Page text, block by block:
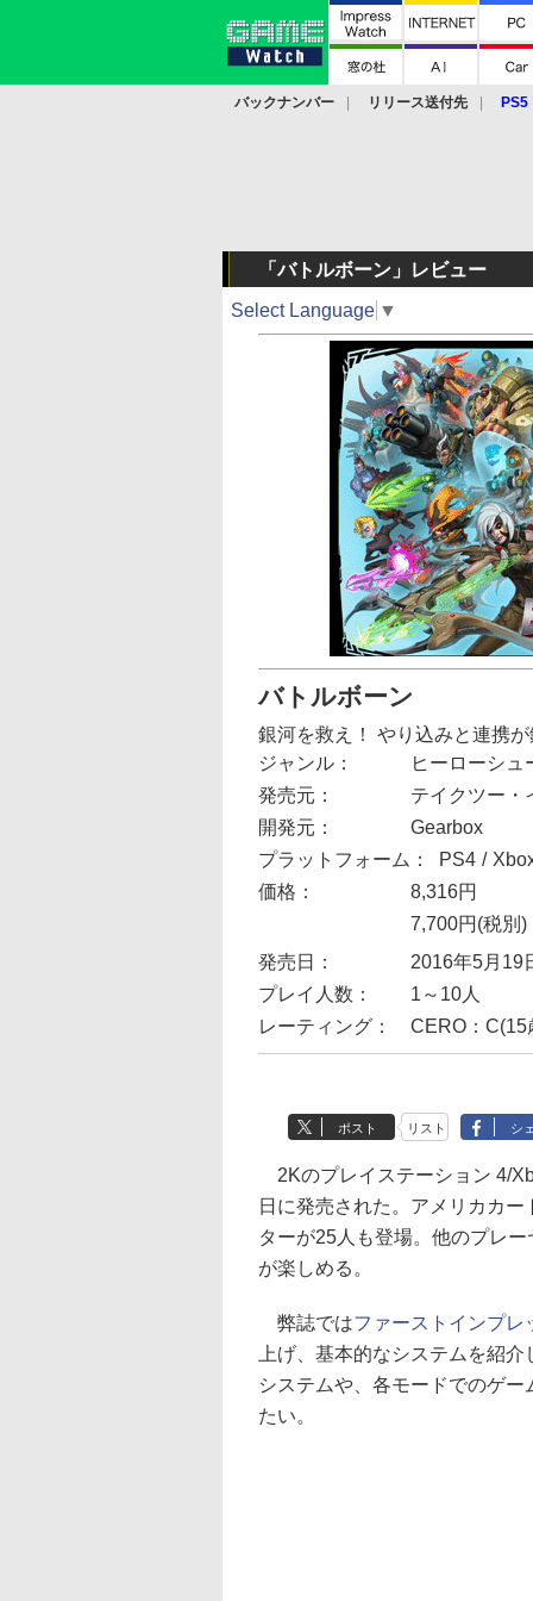
バックナンバー リリース送付先
PS5
「バトルボーン」レビュー
Select Language ▼
バトルボーン
銀河を救え！ やり込みと連携
ジャンル：
ヒーローシュ
発売元：
テイクツー・
開発元：
Gearbox
プラットフォーム：
PS4
価格：
8,316円
7,700円(税別)
発売日：
2016年5月19
プレイ人数：
1～10人
レーティング：
CERO：C(15
ポスト リスト シ
2Kのプレイステーション 4/
日に発売された。アメリカカ
ターが25人も登場。他のプレ
が楽しめる。
弊誌ではファーストインプレ
上げ、基本的なシステムを紹
システムや、各モードでのゲ
たい。